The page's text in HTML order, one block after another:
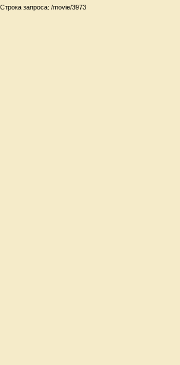
Строка запроса: /movie/3973